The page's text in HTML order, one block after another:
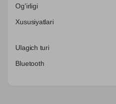
Og'irligi
Xususiyatlari
Ulagich turi
Bluetooth